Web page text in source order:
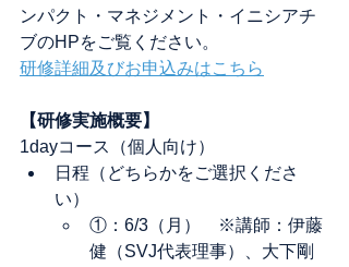
ンパクト・マネジメント・イニシアチ
ブのHPをご覧ください。
研修詳細及びお申込みはこちら
【研修実施概要】
1dayコース（個人向け）
日程（どちらかをご選択くださ
い）
①：6/3（月）　※講師：伊藤
健（SVJ代表理事）、大下剛